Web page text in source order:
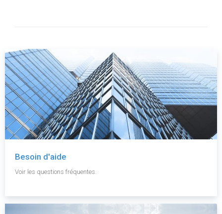
Besoin d'aide
Voir les questions fréquentes.